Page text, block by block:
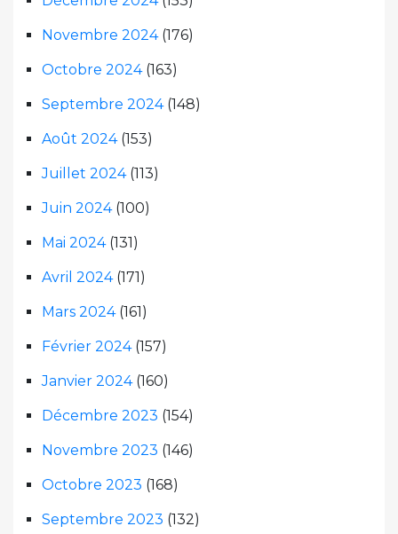
Novembre 2024(176)
Octobre 2024(163)
Septembre 2024(148)
Août 2024(153)
Juillet 2024(113)
Juin 2024(100)
Mai 2024(131)
Avril 2024(171)
Mars 2024(161)
Février 2024(157)
Janvier 2024(160)
Décembre 2023 (154)
Novembre 2023 (146)
Octobre 2023 (168)
Septembre 2023 (132)